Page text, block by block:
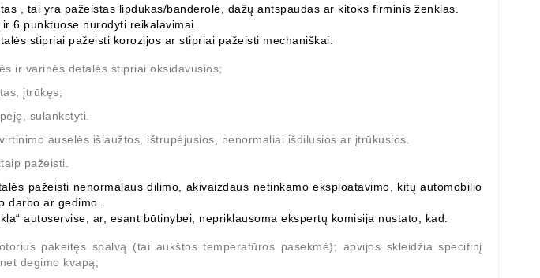
, tai yra pažeistas lipdukas/banderolė, dažų antspaudas ar kitoks firminis ženklas.
6 punktuose nurodyti reikalavimai.
stipriai pažeisti korozijos ar stipriai pažeisti mechaniškai:
ir varinės detalės stipriai oksidavusios;
įtrūkęs;
sulankstyti.
auselės išlaužtos, ištrupėjusios, nenormaliai išdilusios ar įtrūkusios.
pažeisti.
pažeisti nenormalaus dilimo, akivaizdaus netinkamo eksploatavimo, kitų automobilio
darbo ar gedimo.
autoservise, ar, esant būtinybei, nepriklausoma ekspertų komisija nustato, kad:
pakeitęs spalvą (tai aukštos temperatūros pasekmė); apvijos skleidžia specifinį
degimo kvapą;